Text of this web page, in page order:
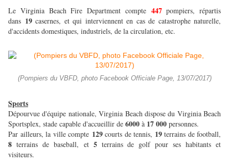
Le Virginia Beach Fire Department compte 447pompiers, répartis
dans 19 casernes, et qui interviennent en cas de catastrophe naturelle,
d'accidents domestiques, industriels, de la circulation, etc.
(Pompiers du VBFD, photo Facebook Officiale Page, 13/07/2017)
Sports
Dépourvue d'équipe nationale, Virginia Beach dispose du Virginia Beach
Sportsplex, stade capable d'accueillir de 6000 à 17 000 personnes.
Par ailleurs, la ville compte 129 courts de tennis, 19 terrains de football,
8 terrains de baseball, et 5terrains de golf pour ses habitants et
visiteurs.